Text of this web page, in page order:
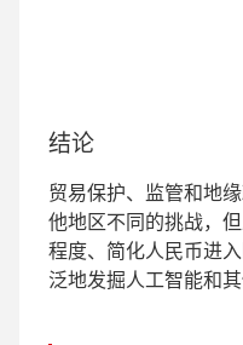
结论
贸易保护、监管和地
他地区不同的挑战，
程度、简化人民币进
泛地发掘人工智能和